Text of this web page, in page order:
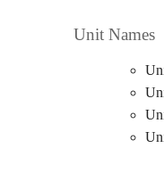
Unit Names